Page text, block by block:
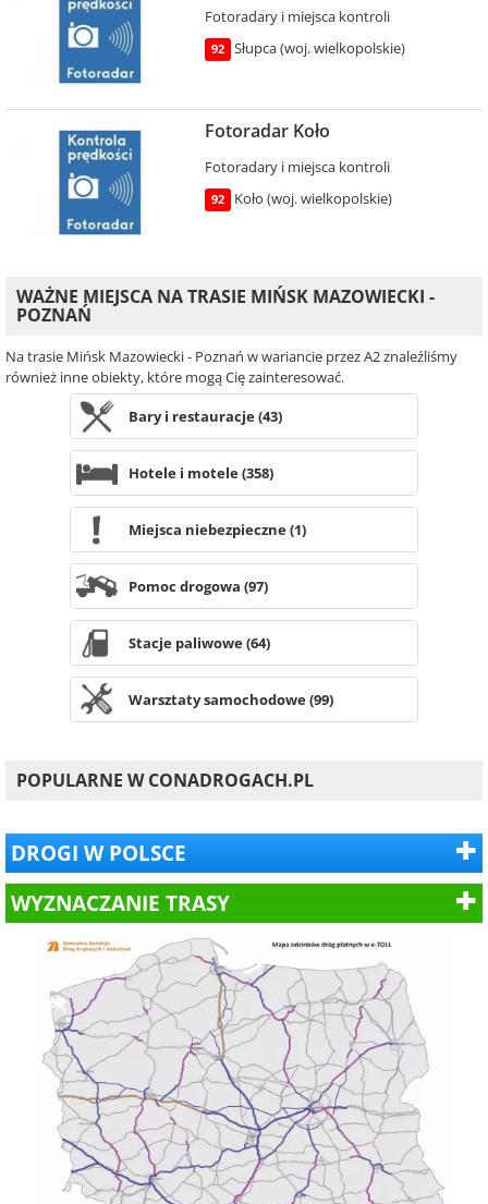
Fotoradary i miejsca kontroli
92 Słupca (woj. wielkopolskie)
Fotoradar Koło
Fotoradary i miejsca kontroli
92 Koło (woj. wielkopolskie)
WAŻNE MIEJSCA NA TRASIE MIŃSK MAZOWIECKI -
POZNAŃ
Na trasie Mińsk Mazowiecki - Poznań w wariancie przez A2 znaleźliśmy
również inne obiekty, które mogą Cię zainteresować.
Bary i restauracje (43)
Hotele i motele (358)
Miejsca niebezpieczne (1)
Pomoc drogowa (97)
Stacje paliwowe (64)
Warsztaty samochodowe (99)
POPULARNE W CONADROGACH.PL
DROGI W POLSCE
WYZNACZANIE TRASY